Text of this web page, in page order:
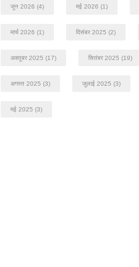
जून 2026 (4) मई 2026 (1)
मार्च 2026 (1) दिसंबर 2025 (2)
अक्तूबर 2025 (17) सितंबर 2025 (19)
अगस्त 2025 (3) जुलाई 2025 (3)
मई 2025 (3)